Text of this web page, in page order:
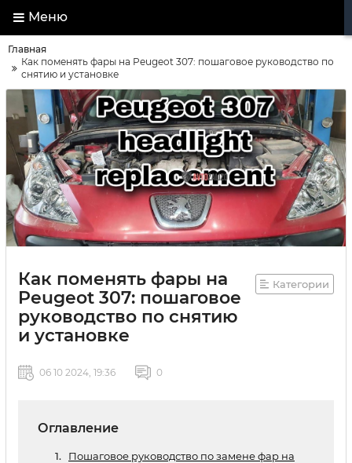
Меню
Главная
Как поменять фары на Peugeot 307: пошаговое руководство по
снятию и установке
Как поменять фары на
Peugeot 307: пошаговое
руководство по снятию
и установке
Категории
06 10 2024, 19:36 0
Оглавление
Пошаговое руководство по замене фар на